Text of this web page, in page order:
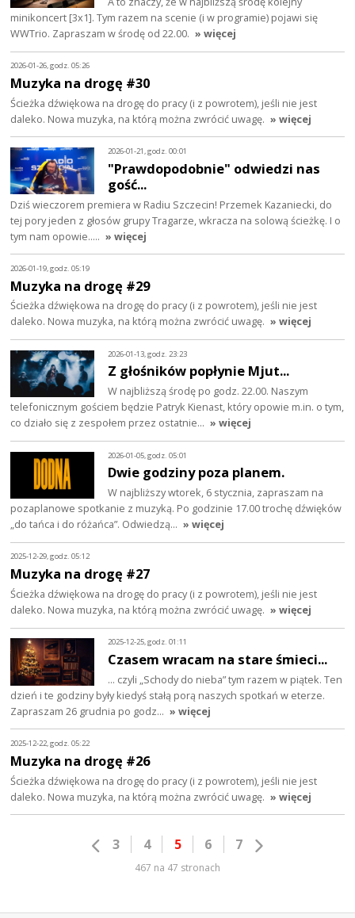
minikoncert [3x1]. Tym razem na scenie (i w programie) pojawi się
WWTrio. Zapraszam w środę od 22.00. » więcej
2026-01-26, godz. 05:26
Muzyka na drogę #30
Ścieżka dźwiękowa na drogę do pracy (i z powrotem), jeśli nie jest
daleko. Nowa muzyka, na którą można zwrócić uwagę. » więcej
2026-01-21, godz. 00:01
"Prawdopodobnie" odwiedzi nas
gość...
Dziś wieczorem premiera w Radiu Szczecin! Przemek Kazaniecki, do
tej pory jeden z głosów grupy Tragarze, wkracza na solową ścieżkę. I o
tym nam opowie..… » więcej
2026-01-19, godz. 05:19
Muzyka na drogę #29
Ścieżka dźwiękowa na drogę do pracy (i z powrotem), jeśli nie jest
daleko. Nowa muzyka, na którą można zwrócić uwagę. » więcej
2026-01-13, godz. 23:23
Z głośników popłynie Mjut...
W najbliższą środę po godz. 22.00. Naszym
telefonicznym gościem będzie Patryk Kienast, który opowie m.in. o tym,
co działo się z zespołem przez ostatnie… » więcej
2026-01-05, godz. 05:01
Dwie godziny poza planem.
W najbliższy wtorek, 6 stycznia, zapraszam na
pozaplanowe spotkanie z muzyką. Po godzinie 17.00 trochę dźwięków
„do tańca i do różańca”. Odwiedzą… » więcej
2025-12-29, godz. 05:12
Muzyka na drogę #27
Ścieżka dźwiękowa na drogę do pracy (i z powrotem), jeśli nie jest
daleko. Nowa muzyka, na którą można zwrócić uwagę. » więcej
2025-12-25, godz. 01:11
Czasem wracam na stare śmieci...
… czyli „Schody do nieba” tym razem w piątek. Ten
dzień i te godziny były kiedyś stałą porą naszych spotkań w eterze.
Zapraszam 26 grudnia po godz… » więcej
2025-12-22, godz. 05:22
Muzyka na drogę #26
Ścieżka dźwiękowa na drogę do pracy (i z powrotem), jeśli nie jest
daleko. Nowa muzyka, na którą można zwrócić uwagę. » więcej
3 4 5 6 7
467 na 47 stronach